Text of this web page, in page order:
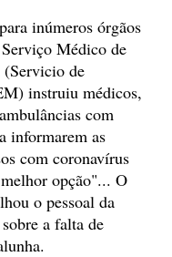
inúmeros órgãos
Médico de
(Servicio de
instruiu médicos,
com
informarem as
com coronavírus
opção"... O
o pessoal da
a falta de